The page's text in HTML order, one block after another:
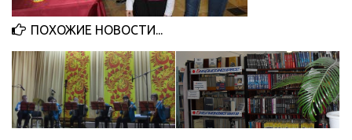
МБОУ ДО «Детская школа искусств»
МБОУ ДО «Детская музыкальная школа»
МБУК «Искитимский городской историко-художественный
ПОХОЖИЕ НОВОСТИ...